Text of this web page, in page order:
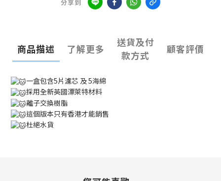
分享到
商品描述 了解更多
送貨及付
款方式
顧客評價
一盒包含5片濾芯 及 5海綿
採用全新英國漂萊特材料
離子交換樹脂
這個版本只有香港才能銷售
杜絕水貨